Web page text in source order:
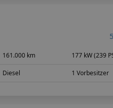
161.000 km 177 kW (239
Diesel 1 Vorbesitzer